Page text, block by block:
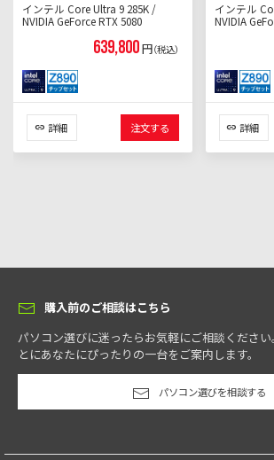
インテル Core Ultra 9 285K /
NVIDIA GeForce RTX 5080
639,800円（税込）
詳細 注文する
インテル
NVIDIA
詳細
購入前のご相談はこちら
パソコン選びに迷ったらお気軽にご相談くださ
とにあなたにぴったりの一台をご案内します。
パソコン選びを相談する